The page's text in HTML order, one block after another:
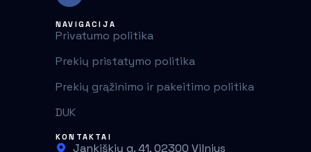
NAVIGACIJA
Privatumo politika
Prekių pristatymo politika
Prekių grąžinimo ir pakeitimo politika
DUK
KONTAKTAI
Jankiškių g. 41, 02300 Vilnius